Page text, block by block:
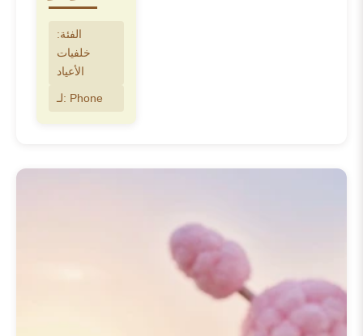
الفئة:
خلفيات
الأعياد
لـ: Phone
الخيالي الغني الذي يسكنه لابوبو من
مجانية لعيد ميلاد لابوبو سحر لابوبو
الفريد بدقة عالية مذهلة. نقدم مجموعة
واسعة من خياراتخلفيات لابوبو 4k
خلفيات لابوبو hd
كل التفاصيل الدقيقة ببراعة على